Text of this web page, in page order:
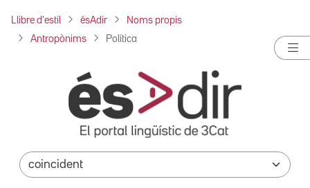
Llibre d'estil ésAdir Noms propis
Antropònims Política